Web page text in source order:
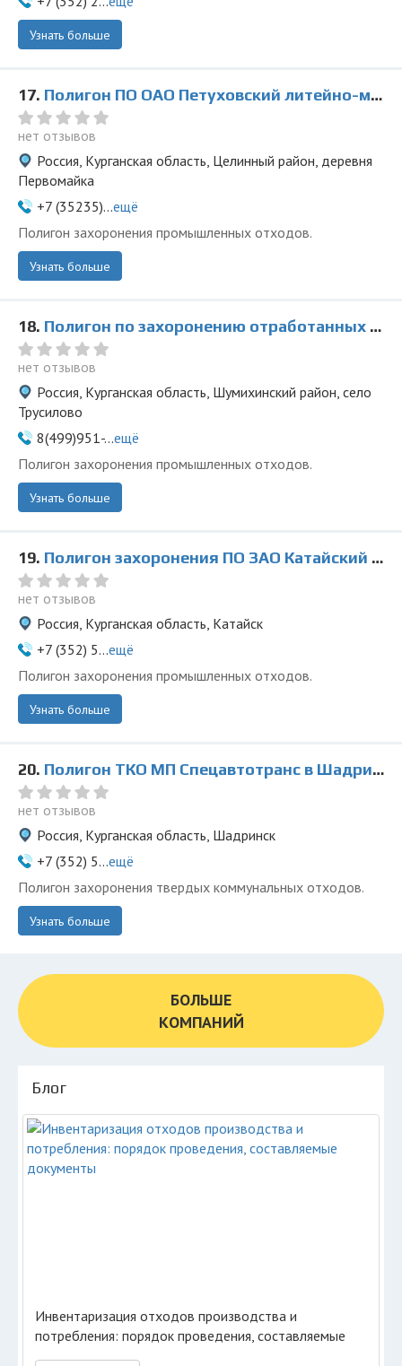
Узнать больше
17. Полигон ПО ОАО Петуховский литейно-механический завод в Первомайке
нет отзывов
Россия, Курганская область, Целинный район, деревня
Первомайка
+7 (35235)...ещё
Полигон захоронения промышленных отходов.
Узнать больше
18. Полигон по захоронению отработанных буровых растворов ЗАО РУСБУРМАШ
нет отзывов
Россия, Курганская область, Шумихинский район, село
Трусилово
8(499)951-...ещё
Полигон захоронения промышленных отходов.
Узнать больше
19. Полигон захоронения ПО ЗАО Катайский насосный завод
нет отзывов
Россия, Курганская область, Катайск
+7 (352) 5...ещё
Полигон захоронения промышленных отходов.
Узнать больше
20. Полигон ТКО МП Спецавтотранс в Шадринске
нет отзывов
Россия, Курганская область, Шадринск
+7 (352) 5...ещё
Полигон захоронения твердых коммунальных отходов.
Узнать больше
БОЛЬШЕ
КОМПАНИЙ
Блог
Инвентаризация отходов производства и
потребления: порядок проведения, составляемые
документы